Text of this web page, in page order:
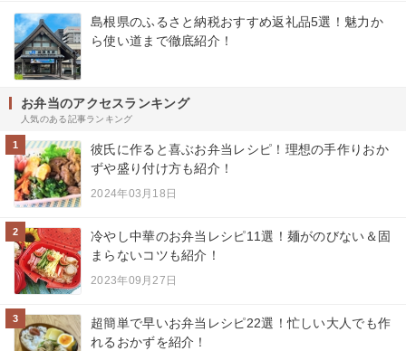
島根県のふるさと納税おすすめ返礼品5選！魅力か
ら使い道まで徹底紹介！
お弁当のアクセスランキング
人気のある記事ランキング
1
彼氏に作ると喜ぶお弁当レシピ！理想の手作りおか
ずや盛り付け方も紹介！
2024年03月18日
2
冷やし中華のお弁当レシピ11選！麺がのびない＆固
まらないコツも紹介！
2023年09月27日
3
超簡単で早いお弁当レシピ22選！忙しい大人でも作
れるおかずを紹介！